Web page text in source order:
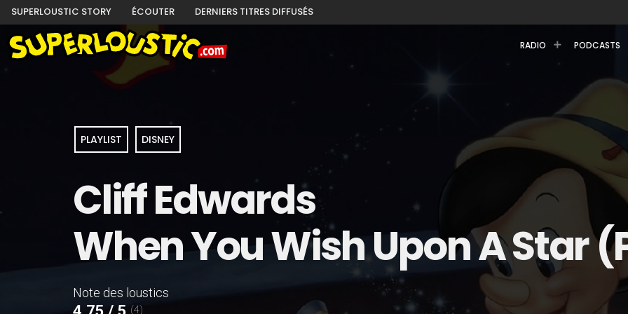
SUPERLOUSTIC STORY ÉCOUTER DERNIERS TITRES DIFFUSÉS
RADIO PODCASTS
PLAYLIST DISNEY
Cliff Edwards
When You Wish Upon A Star
Note des loustics
(4)